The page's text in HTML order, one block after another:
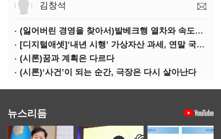
김창석
(잃어버린 경영을 찾아서)발베크행 열차와 속도의 환상: 디지털 전환과 물류 혁신의 포용적 노동 전략
[디지털애셋]‘내년 시행’ 가상자산 과세, 연말 국회 문턱 넘을까
(시론)꿈과 계획은 다르다
(시론)‘사건’이 되는 순간, 극장은 다시 살아난다
뉴스리듬